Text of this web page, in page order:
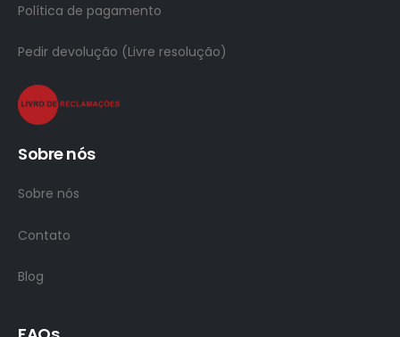
Política de pagamento
Pedir devolução (Livre resolução)
Sobre nós
Sobre nós
Contato
Blog